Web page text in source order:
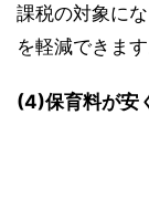
課税の対象に
を軽減できます
(4)保育料が安